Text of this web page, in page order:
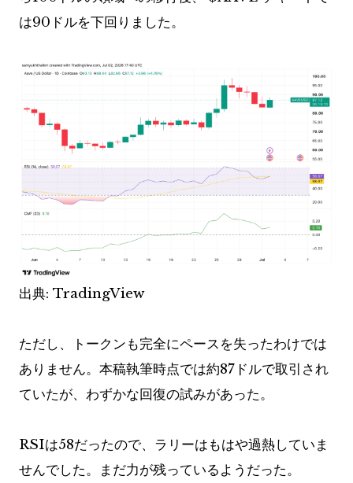
は90ドルを下回りました。
出典: TradingView
ただし、トークンも完全にペースを失ったわけでは
ありません。本稿執筆時点では約87ドルで取引され
ていたが、わずかな回復の試みがあった。
RSIは58だったので、ラリーはもはや過熱していま
せんでした。まだ力が残っているようだった。